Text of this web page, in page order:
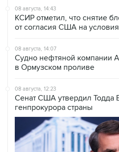
08 августа, 14:43
КСИР отметил, что снятие
от согласия США на
08 августа, 14:07
Судно нефтяной компании
в Ормузском проливе
08 августа, 12:23
Сенат США утвердил Тодда
генпрокурора страны